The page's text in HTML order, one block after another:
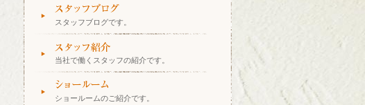
スタッフブログです。
当社で働くスタッフの紹介です。
ショールームのご紹介です。